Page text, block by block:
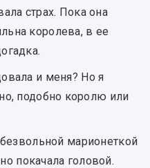
страх. Пока она
королева, в ее
и меня? Но я
подобно королю или
марионеткой
покачала головой.